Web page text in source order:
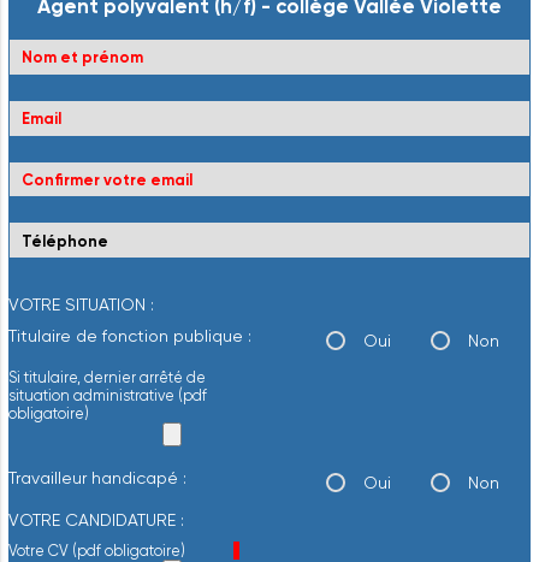
Agent polyvalent (h/f) - collège Vallée Violette
VOTRE SITUATION :
Titulaire de fonction publique :
Oui Non
Si titulaire, dernier arrêté de
situation administrative (pdf
obligatoire)
Travailleur handicapé : Oui
Non
VOTRE CANDIDATURE :
Champ obligatoire
Votre CV (pdf obligatoire)